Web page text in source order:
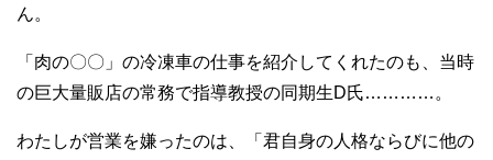
ん。
「肉の〇〇」の冷凍車の仕事を紹介してくれたのも、当時
の巨大量販店の常務で指導教授の同期生D氏…………。
わたしが営業を嫌ったのは、「君自身の人格ならびに他の